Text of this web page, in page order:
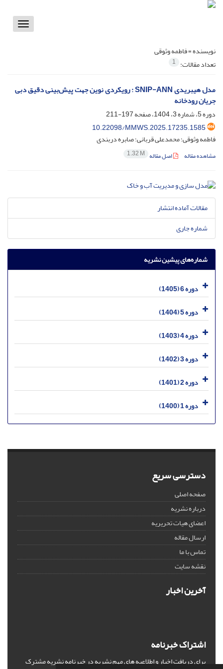
Toggle
نویسنده =فاطمه وثوقی
تعداد مقالات: 1
مدل هیبریدی SNIP-ANN : رویکردی نوین جهت پیش‌بینی دقیق دبی
جریان رودخانه
دوره 5، شماره 3، 1404، صفحه
197-211
10.22098/MMWS.2025.17235.1585
فاطمه وثوقی؛ محمدعلی قربانی؛ صابره دربندی
مشاهده مقاله اصل مقاله 1.32 M
مقالات آماده انتشار
شماره جاری
شماره‌های پیشین نشریه
دوره 6 (1405)
دوره 5 (1404)
دوره 4 (1403)
دوره 3 (1402)
دوره 2 (1401)
دوره 1 (1400)
دسترسی سریع
صفحه اصلی
درباره نشریه
اعضای هیات تحریریه
ارسال مقاله
تماس با ما
نقشه سایت
آخرین اخبار
اشتراک خبرنامه
برای دریافت اخبار و اطلاعیه های مهم نشریه در خبرنامه نشریه مشترک